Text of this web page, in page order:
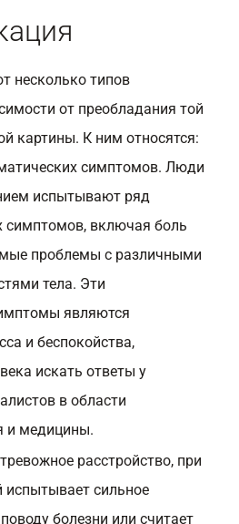
несколько типов
от преобладания той
картины. К ним относятся:
симптомов. Люди
испытывают ряд
симптомов, включая боль
проблемы с различными
тела. Эти
являются
и беспокойства,
искать ответы у
в области
и медицины.
расстройство, при
испытывает сильное
болезни или считает